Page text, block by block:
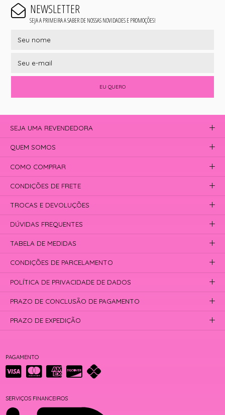
NEWSLETTER
SEJA A PRIMEIRA A SABER DE NOSSAS NOVIDADES E PROMOÇÕES!
EU QUERO
PAGAMENTO
SERVIÇOS FINANCEIROS
SEJA UMA REVENDEDORA
QUEM SOMOS
COMO COMPRAR
CONDIÇÕES DE FRETE
TROCAS E DEVOLUÇÕES
DÚVIDAS FREQUENTES
TABELA DE MEDIDAS
CONDIÇÕES DE PARCELAMENTO
POLÍTICA DE PRIVACIDADE DE DADOS
PRAZO DE CONCLUSÃO DE PAGAMENTO
PRAZO DE EXPEDIÇÃO